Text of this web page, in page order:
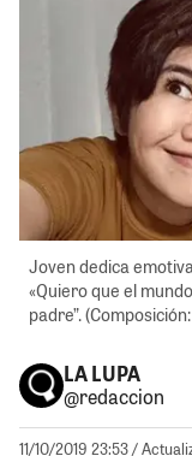
Joven dedica
«Quiero que el
padre”.
LA LUPA
@redaccion
11/10/2019 23:53/